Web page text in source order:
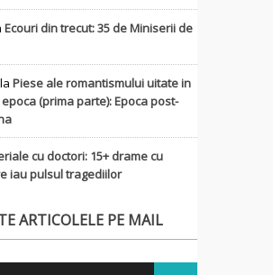
Ecouri din trecut: 35 de Miniserii de
la Piese ale romantismului uitate in
(prima parte): Epoca post-
cu doctori: 15+ drame cu
iau pulsul tragediilor
ARTICOLELE PE MAIL